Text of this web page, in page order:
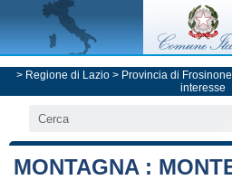
> Regione di Lazio> Provincia di Frosinone
interesse
MONTAGNA :